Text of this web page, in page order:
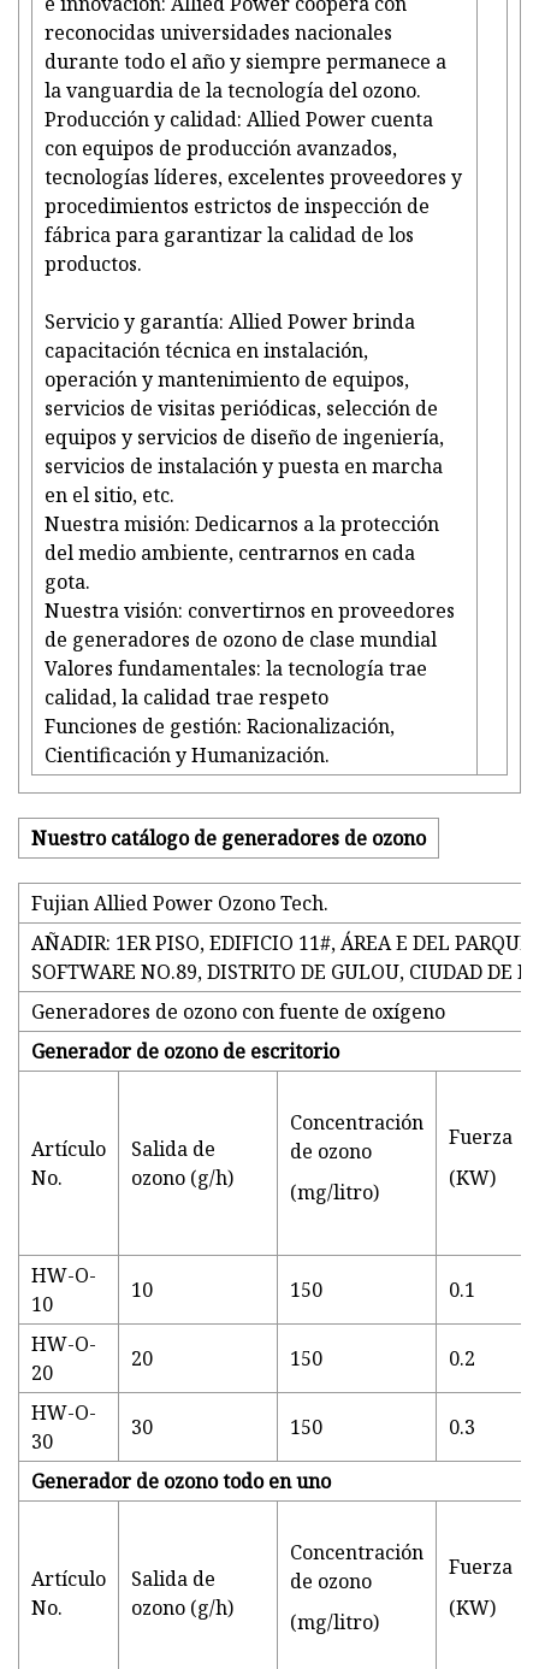
reconocidas universidades nacionales
durante todo el año y siempre permanece a
la vanguardia de la tecnología del ozono.
Producción y calidad: Allied Power cuenta
con equipos de producción avanzados,
tecnologías líderes, excelentes proveedores y
procedimientos estrictos de inspección de
fábrica para garantizar la calidad de los
productos.
Servicio y garantía: Allied Power brinda
capacitación técnica en instalación,
operación y mantenimiento de equipos,
servicios de visitas periódicas, selección de
equipos y servicios de diseño de ingeniería,
servicios de instalación y puesta en marcha
en el sitio, etc.
Nuestra misión: Dedicarnos a la protección
del medio ambiente, centrarnos en cada
gota.
Nuestra visión: convertirnos en proveedores
de generadores de ozono de clase mundial
Valores fundamentales: la tecnología trae
calidad, la calidad trae respeto
Funciones de gestión: Racionalización,
Cientificación y Humanización.
Nuestro catálogo de generadores de ozono
Fujian Allied Power Ozono Tech.
AÑADIR: 1ER PISO, EDIFICIO 11#, ÁREA E DEL
SOFTWARE NO.89, DISTRITO DE GULOU, CIUDAD DE
Generadores de ozono con fuente de oxígeno
Generador de ozono de escritorio
Artículo
No.
Salida de
ozono (g/h)
Concentración
de ozono
(mg/litro)
Fuerza
(KW)
HW-O-
10
10 150 0.1
HW-O-
20
20 150 0.2
HW-O-
30
30 150 0.3
Generador de ozono todo en uno
Artículo
No.
Salida de
ozono (g/h)
Concentración
de ozono
(mg/litro)
Fuerza
(KW)